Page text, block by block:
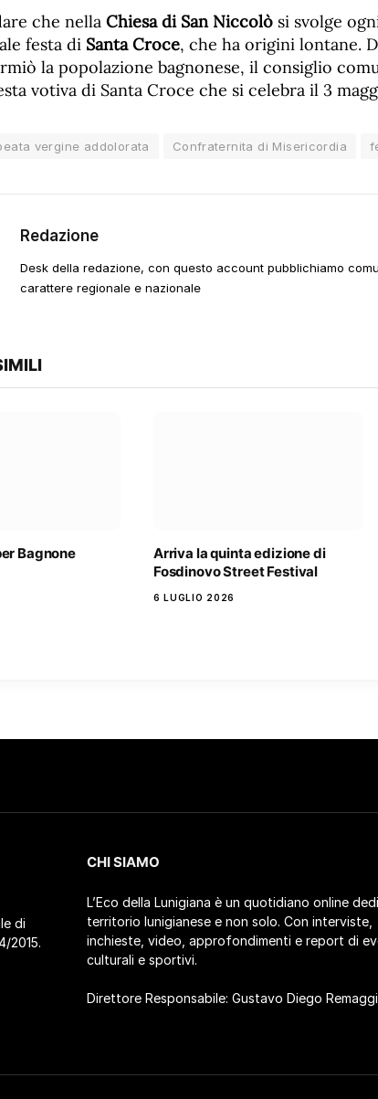
che nella Chiesa di San Niccolò si svolge
festa di Santa Croce, che ha origini lontane.
la popolazione bagnonese, il consiglio
votiva di Santa Croce che si celebra il 3
vergine addolorata Confraternita di Misericordia
Redazione
Desk della redazione, con questo account pubblichiamo
carattere regionale e nazionale
Bagnone
Arriva la quinta edizione di
Fosdinovo Street Festival
6 LUGLIO 2026
di
2015.
CHI SIAMO
L’Eco della Lunigiana è un quotidiano online
territorio lunigianese e non solo. Con interviste,
inchieste, video, approfondimenti e report di
culturali e sportivi.
Direttore Responsabile: Gustavo Diego Remaggi